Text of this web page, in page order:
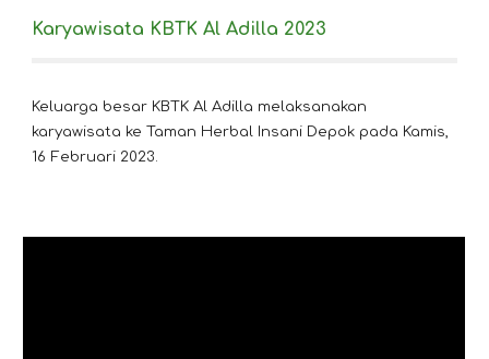
Karyawisata KBTK Al Adilla 2023
Keluarga besar KBTK Al Adilla melaksanakan
karyawisata ke Taman Herbal Insani Depok pada Kamis,
16 Februari 2023.